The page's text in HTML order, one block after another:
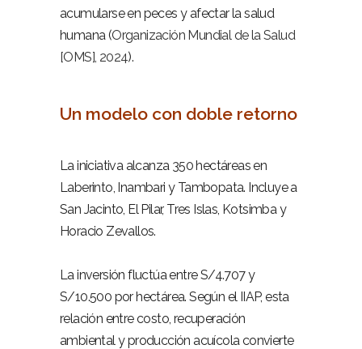
acumularse en peces y afectar la salud
humana (Organización Mundial de la Salud
[OMS], 2024).
Un modelo con doble retorno
La iniciativa alcanza 350 hectáreas en
Laberinto, Inambari y Tambopata. Incluye a
San Jacinto, El Pilar, Tres Islas, Kotsimba y
Horacio Zevallos.
La inversión fluctúa entre S/4.707 y
S/10.500 por hectárea. Según el IIAP, esta
relación entre costo, recuperación
ambiental y producción acuícola convierte